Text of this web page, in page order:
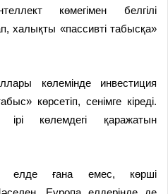
көмегімен белгілі
халықты «пассивті табысқа»
көле­мінде инвестиция
көрсетіп, сенімге кіреді.
көлемдегі қаражатын
елде ғана емес, көрші